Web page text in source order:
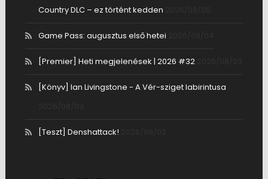
Country DLC – ez történt kedden
Game Pass: augusztus első hetei
[Premier] Heti megjelenések | 2026 #32
[Könyv] Ian Livingstone - A Vér-sziget labirintusa
[Teszt] Denshattack!